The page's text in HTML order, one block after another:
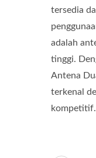
tersedia
adalah
tinggi.
Antena
terkenal
kompetitif.